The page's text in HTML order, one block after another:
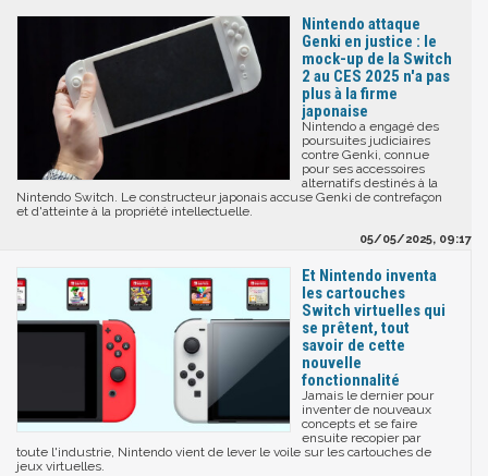
Nintendo attaque
Genki en justice : le
mock-up de la Switch
2 au CES 2025 n'a pas
plus à la firme
japonaise
Nintendo a engagé des
poursuites judiciaires
contre Genki, connue
pour ses accessoires
alternatifs destinés à la
Nintendo Switch. Le constructeur japonais accuse Genki de contrefaçon
et d'atteinte à la propriété intellectuelle.
05/05/2025, 09:17
Et Nintendo inventa
les cartouches
Switch virtuelles qui
se prêtent, tout
savoir de cette
nouvelle
fonctionnalité
Jamais le dernier pour
inventer de nouveaux
concepts et se faire
ensuite recopier par
toute l'industrie, Nintendo vient de lever le voile sur les cartouches de
jeux virtuelles.